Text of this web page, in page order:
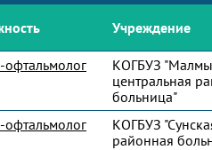
Учреждение
офтальмолог
КОГБУЗ
центральная
больница"
офтальмолог
КОГБУЗ
районная